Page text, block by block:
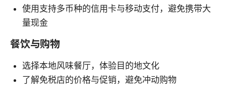
使用支持多币种的信用卡与移动支付，避免携带大
量现金
餐饮与购物
选择本地风味餐厅，体验目的地文化
了解免税店的价格与促销，避免冲动购物